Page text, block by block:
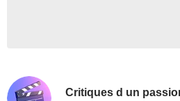
Critiques d un